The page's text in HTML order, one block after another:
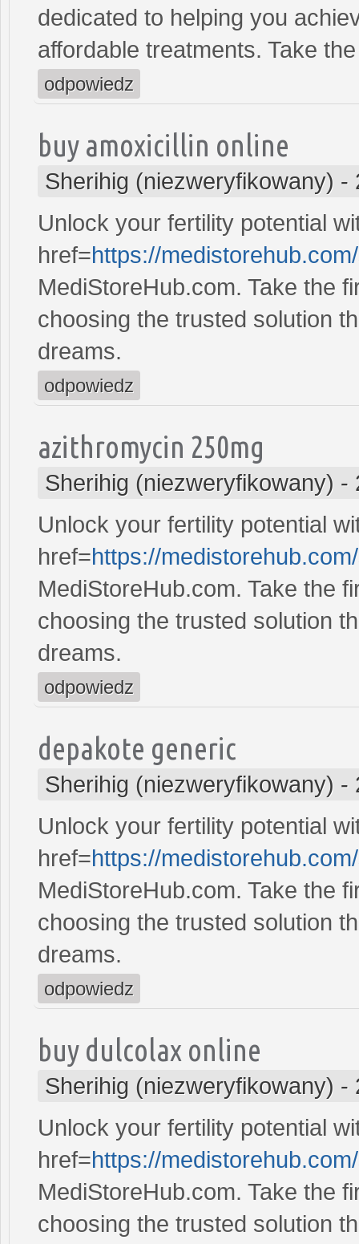
dedicated to helping you
affordable treatments. Take
odpowiedz
buy amoxicillin online
Sherihig (niezweryfikowany) -
Unlock your fertility potential
href=https://
MediStoreHub.com. Take the
choosing the trusted solution
dreams.
odpowiedz
azithromycin 250mg
Sherihig (niezweryfikowany) -
Unlock your fertility potential
href=https://
MediStoreHub.com. Take the
choosing the trusted solution
dreams.
odpowiedz
depakote generic
Sherihig (niezweryfikowany) -
Unlock your fertility potential
href=https://
MediStoreHub.com. Take the
choosing the trusted solution
dreams.
odpowiedz
buy dulcolax online
Sherihig (niezweryfikowany) -
Unlock your fertility potential
href=https://
MediStoreHub.com. Take the
choosing the trusted solution